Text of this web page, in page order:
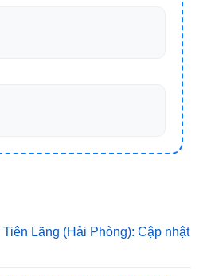
Tiên Lãng (Hải Phòng): Cập nhật